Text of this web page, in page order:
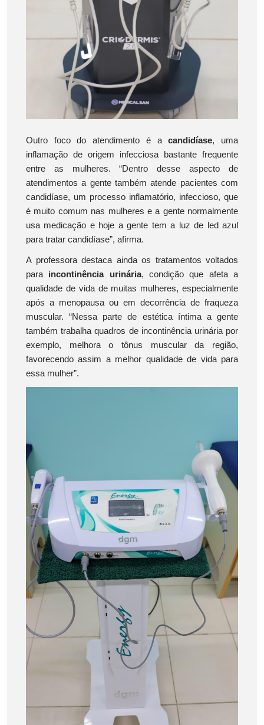
Outro foco do atendimento é acandidíase, uma
inflamação de origem infecciosa bastante frequente
entre as mulheres. “Dentro desse aspecto de
atendimentos a gente também atende pacientes com
candidíase, um processo inflamatório, infeccioso, que
é muito comum nas mulheres e a gente normalmente
usa medicação e hoje a gente tem a luz de led azul
para tratar candidíase”, afirma.
A professora destaca ainda os tratamentos voltados
para incontinência urinária, condição que afeta a
qualidade de vida de muitas mulheres, especialmente
após a menopausa ou em decorrência de fraqueza
muscular. “Nessa parte de estética íntima a gente
também trabalha quadros de incontinência urinária por
exemplo, melhora o tônus muscular da região,
favorecendo assim a melhor qualidade de vida para
essa mulher”.